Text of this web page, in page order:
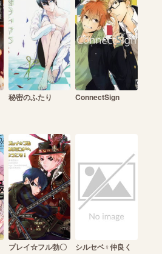
秘密のふたり ConnectSign
プレイ☆フル勃〇
シルセベ♀仲良く